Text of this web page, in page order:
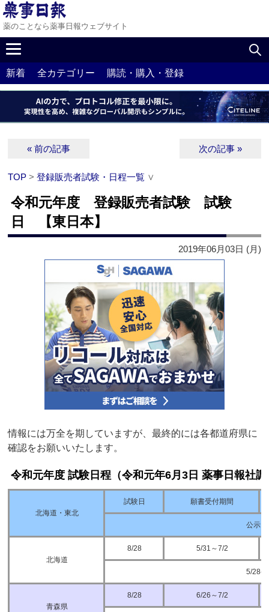
薬のことなら薬事日報ウェブサイト
新着 全カテゴリー 購読・購入・登録
« 前の記事 次の記事 »
TOP >登録販売者試験・日程一覧 ∨
令和元年度 登録販売者試験 試験
日 【東日本】
2019年06月03日 (月)
情報には万全を期していますが、最終的には各都道府県に
確認をお願いいたします。
令和元年度 試験日程（令和元年6月3日 薬事日報社
北海道・東北
試験日 願書受付期間
公示
北海道
8/28 5/31～7/2
5/28公
青森県
8/28 6/26～7/2